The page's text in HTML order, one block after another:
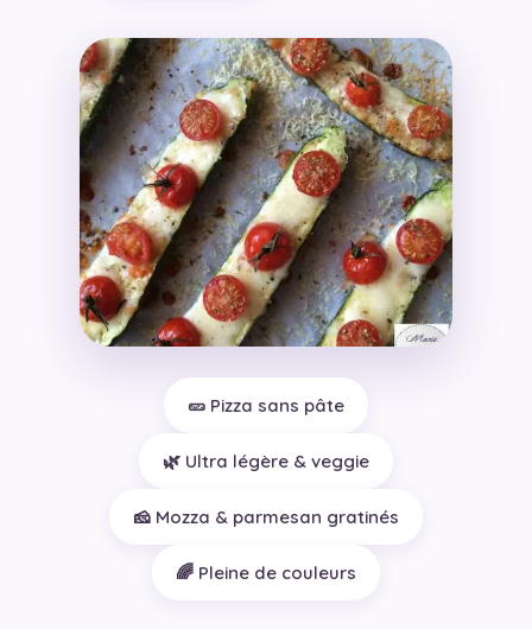
🥒 Pizza sans pâte
🌿 Ultra légère & veggie
🧀 Mozza & parmesan gratinés
🌈 Pleine de couleurs